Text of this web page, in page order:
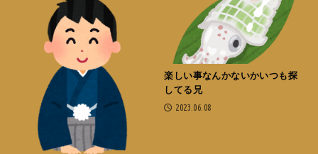
楽しい事なんかないかいつも探
してる兄
2023.06.08